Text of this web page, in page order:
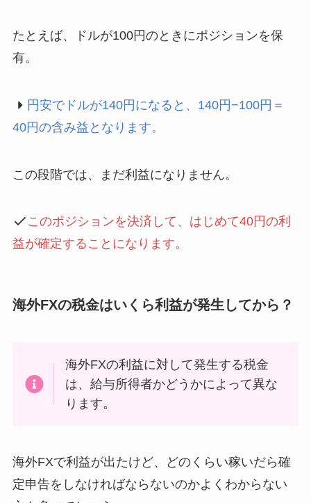
たとえば、ドルが100円のときにポジションを保
有。
円安でドルが140円になると、140円−100円＝
40円の含み益となります。
この段階では、まだ利益になりません。
このポジションを決済して、はじめて40円の利
益が確定することになります。
海外FXの税金はいくら利益が発生してから？
海外FXの利益に対して発生する税金
は、給与所得者かどうかによって異な
ります。
海外FXで利益が出たけど、どのくらい稼いだら確
定申告をしなければならないのかよくわからない